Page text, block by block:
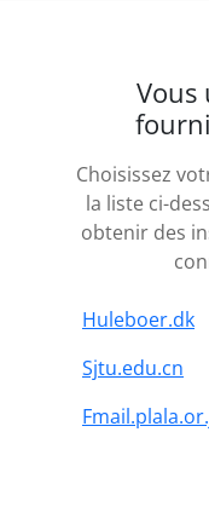
Vous
Choisissez
la liste ci-
obtenir des
Huleboer.dk
Sjtu.edu.cn